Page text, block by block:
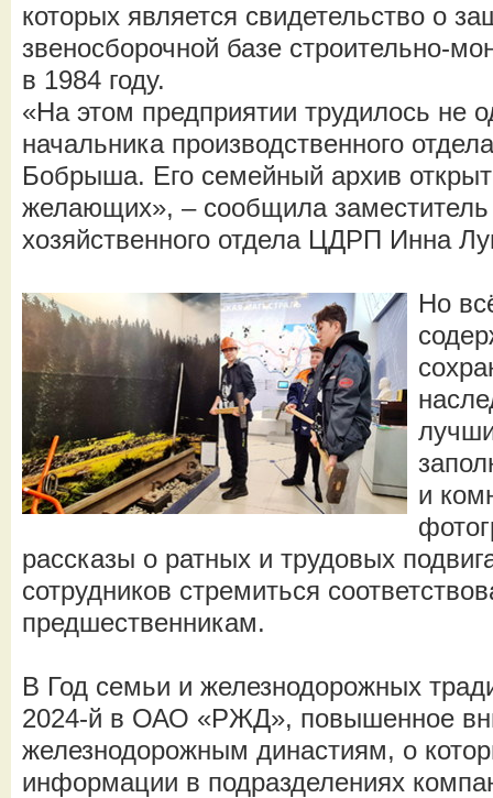
которых является свидетельство о
звеносборочной базе строительно-
в 1984 году.
«На этом предприятии трудилось не
начальника производственного
Бобрыша. Его семейный архив
желающих», – сообщила заместитель
хозяйственного отдела ЦДРП Инна
Но
и
рассказы о ратных и трудовых
сотрудников стремиться
предшественникам.
В Год семьи и железнодорожных
2024-й в ОАО «РЖД», повышенное
железнодорожным династиям, о
информации в подразделениях